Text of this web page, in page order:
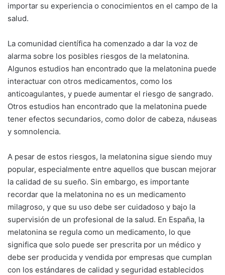
importar su experiencia o conocimientos en el campo de la
salud.
La comunidad científica ha comenzado a dar la voz de
alarma sobre los posibles riesgos de la melatonina.
Algunos estudios han encontrado que la melatonina puede
interactuar con otros medicamentos, como los
anticoagulantes, y puede aumentar el riesgo de sangrado.
Otros estudios han encontrado que la melatonina puede
tener efectos secundarios, como dolor de cabeza, náuseas
y somnolencia.
A pesar de estos riesgos, la melatonina sigue siendo muy
popular, especialmente entre aquellos que buscan mejorar
la calidad de su sueño. Sin embargo, es importante
recordar que la melatonina no es un medicamento
milagroso, y que su uso debe ser cuidadoso y bajo la
supervisión de un profesional de la salud. En España, la
melatonina se regula como un medicamento, lo que
significa que solo puede ser prescrita por un médico y
debe ser producida y vendida por empresas que cumplan
con los estándares de calidad y seguridad establecidos